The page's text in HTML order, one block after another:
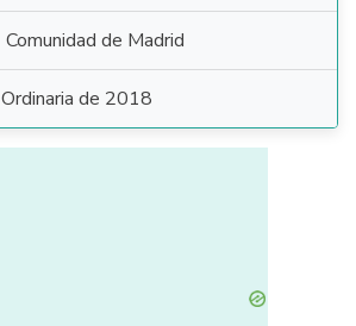
Comunidad de Madrid
Ordinaria de 2018